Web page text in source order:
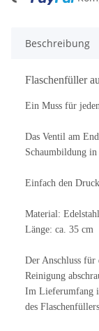
Beschreibung
Flaschenfüller
Ein Muss für
Das Ventil am
Schaumbildung in
Einfach den
Material:
Länge: ca. 35 cm
Der Anschluss für
Reinigung
Im Lieferumfang
des